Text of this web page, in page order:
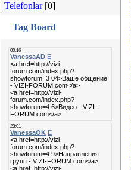
Telefonlar [0]
Tag Board